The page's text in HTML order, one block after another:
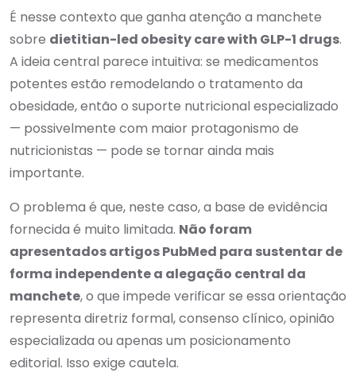
É nesse contexto que ganha atenção a manchete
sobre dietitian-led obesity care with GLP-1 drugs.
A ideia central parece intuitiva: se medicamentos
potentes estão remodelando o tratamento da
obesidade, então o suporte nutricional especializado
— possivelmente com maior protagonismo de
nutricionistas — pode se tornar ainda mais
importante.
O problema é que, neste caso, a base de evidência
fornecida é muito limitada. Não foram
apresentados artigos PubMed para sustentar de
forma independente a alegação central da
manchete, o que impede verificar se essa orientação
representa diretriz formal, consenso clínico, opinião
especializada ou apenas um posicionamento
editorial. Isso exige cautela.